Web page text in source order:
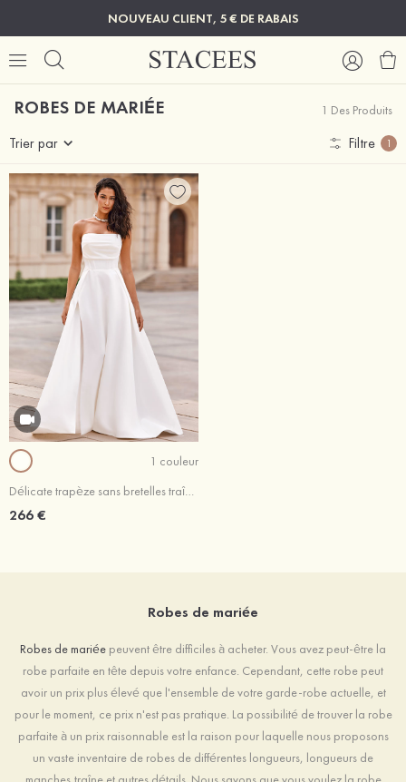
NOUVEAU CLIENT, 5 € DE RABAIS
ROBES DE MARIÉE 1 Des Produits
Trier par Filtre 1
1 couleur
Délicate trapèze sans bretelles traîne balayage satin robe de mariée
266 €
Robes de mariée
Robes de mariée peuvent être difficiles à acheter. Vous avez peut-être la
robe parfaite en tête depuis votre enfance. Cependant, cette robe peut
avoir un prix plus élevé que l'ensemble de votre garde-robe actuelle, et
pour le moment, ce prix n'est pas pratique. La possibilité de trouver la robe
parfaite à un prix raisonnable est la raison pour laquelle nous proposons
un vaste inventaire de robes de différentes longueurs, longueurs de